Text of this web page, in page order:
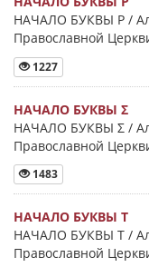
НАЧАЛО БУКВЫ Ρ /
Православной
1227
НАЧАЛО БУКВЫ Σ
НАЧАЛО БУКВЫ Σ /
Православной
1483
НАЧАЛО БУКВЫ Τ
НАЧАЛО БУКВЫ Τ /
Православной